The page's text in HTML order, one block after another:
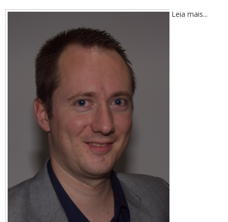
Leia mais...